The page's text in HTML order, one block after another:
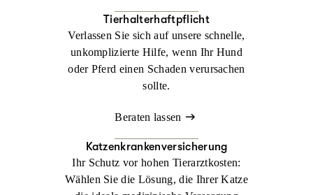
Tierhalterhaftpflicht
Verlassen Sie sich auf unsere schnelle,
unkomplizierte Hilfe, wenn Ihr Hund
oder Pferd einen Schaden verursachen
sollte.
Beraten lassen
Katzenkrankenversicherung
Ihr Schutz vor hohen Tierarztkosten:
Wählen Sie die Lösung, die Ihrer Katze